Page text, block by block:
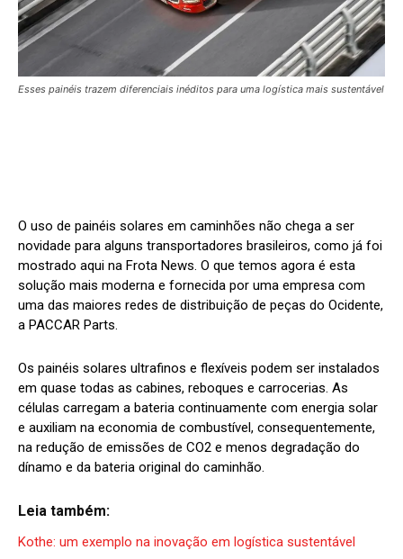
Esses painéis trazem diferenciais inéditos para uma logística mais sustentável
O uso de painéis solares em caminhões não chega a ser
novidade para alguns transportadores brasileiros, como já foi
mostrado aqui na Frota News. O que temos agora é esta
solução mais moderna e fornecida por uma empresa com
uma das maiores redes de distribuição de peças do Ocidente,
a PACCAR Parts.
Os painéis solares ultrafinos e flexíveis podem ser instalados
em quase todas as cabines, reboques e carrocerias. As
células carregam a bateria continuamente com energia solar
e auxiliam na economia de combustível, consequentemente,
na redução de emissões de CO2 e menos degradação do
dínamo e da bateria original do caminhão.
Leia também:
Kothe: um exemplo na inovação em logística sustentável